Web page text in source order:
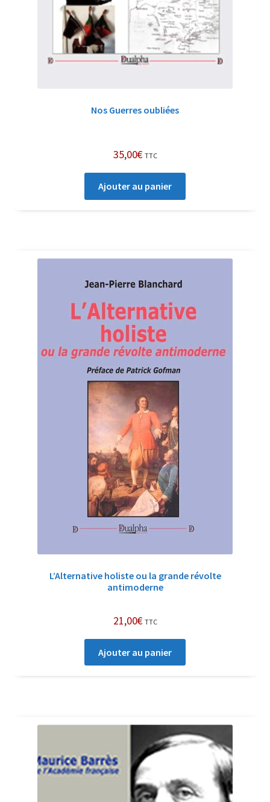
Nos Guerres oubliées
35,00€ TTC
Ajouter au panier
L’Alternative holiste ou la grande révolte
antimoderne
21,00€ TTC
Ajouter au panier